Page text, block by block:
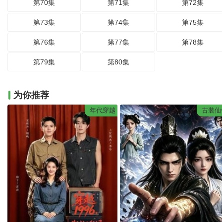
第70集 第71集 第72集
第73集 第74集 第75集
第76集 第77集 第78集
第79集 第80集
为你推荐
年代穿越 古装